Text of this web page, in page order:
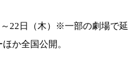
22日（木）※一部の劇場で延
か全国公開。